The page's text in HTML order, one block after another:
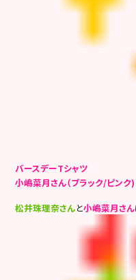
バースデーTシャツ
小嶋菜月さん（ブラック/ピンク)
松井珠理奈さんと小嶋菜月さん